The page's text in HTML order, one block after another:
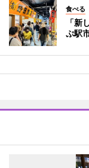
食べる
「
ぷ駅